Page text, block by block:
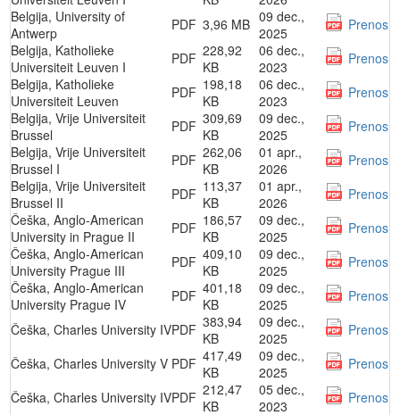
Belgija, University of
Antwerp
PDF 3,96 MB 09 dec.,
2025
Prenos
Belgija, Katholieke
Universiteit Leuven I
PDF 228,92
KB
06 dec.,
2023
Prenos
Belgija, Katholieke
Universiteit Leuven
PDF 198,18
KB
06 dec.,
2023
Prenos
Belgija, Vrije Universiteit
Brussel
PDF 309,69
KB
09 dec.,
2025
Prenos
Belgija, Vrije Universiteit
Brussel I
PDF 262,06
KB
01 apr.,
2026
Prenos
Belgija, Vrije Universiteit
Brussel II
PDF 113,37
KB
01 apr.,
2026
Prenos
Češka, Anglo-American
University in Prague II
PDF 186,57
KB
09 dec.,
2025
Prenos
Češka, Anglo-American
University Prague III
PDF 409,10
KB
09 dec.,
2025
Prenos
Češka, Anglo-American
University Prague IV
PDF 401,18
KB
09 dec.,
2025
Prenos
Češka, Charles University IVPDF 383,94
KB
09 dec.,
2025
Prenos
Češka, Charles University V PDF 417,49
KB
09 dec.,
2025
Prenos
Češka, Charles University IVPDF 212,47
KB
05 dec.,
2023
Prenos